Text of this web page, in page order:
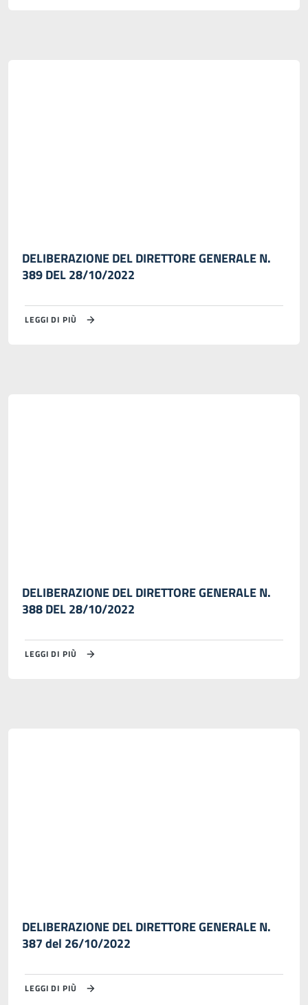
DELIBERAZIONE DEL DIRETTORE GENERALE N.
389 DEL 28/10/2022
LEGGI DI PIÙ
DELIBERAZIONE DEL DIRETTORE GENERALE N.
388 DEL 28/10/2022
LEGGI DI PIÙ
DELIBERAZIONE DEL DIRETTORE GENERALE N.
387 del 26/10/2022
LEGGI DI PIÙ